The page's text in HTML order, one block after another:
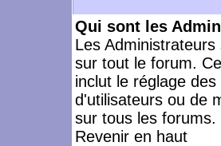
Qui sont les
Les
sur tout le forum.
inclut le réglage
d'utilisateurs ou de
sur tous les forums.
Revenir en haut